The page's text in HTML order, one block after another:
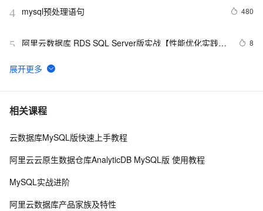
4 mysql预处理语句 480
5
阿里云数据库 RDS SQL Server版实战【性能优化实践、
8
6 MySQL插入时间戳字段的值
7 MySQL怎么卸载干净
8 MySQL调优
10mysql 主从复制实现原理
相关课程
云数据库MySQL版快速上手教程
阿里云云原生数据仓库AnalyticDB MySQL版 使用教程
MySQL实战进阶
阿里云数据库产品家族及特性